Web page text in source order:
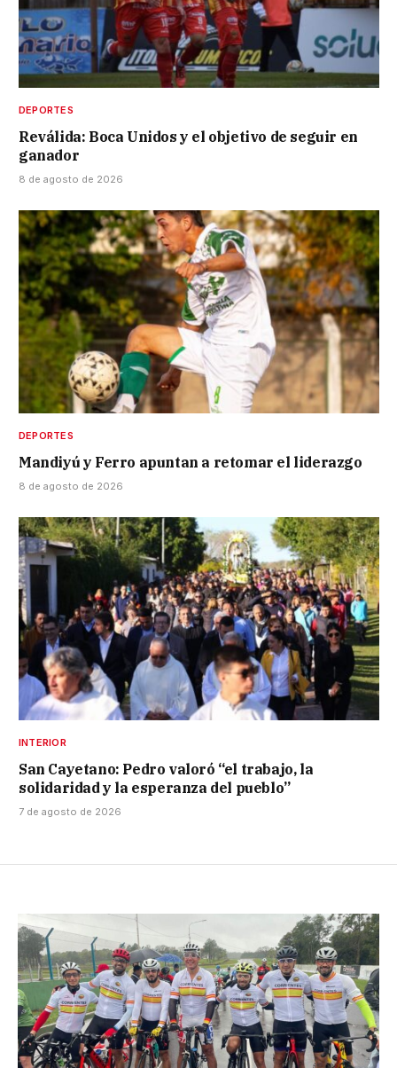
DEPORTES
Reválida: Boca Unidos y el objetivo de seguir en
ganador
8 de agosto de 2026
DEPORTES
Mandiyú y Ferro apuntan a retomar el liderazgo
8 de agosto de 2026
INTERIOR
San Cayetano: Pedro valoró “el trabajo, la
solidaridad y la esperanza del pueblo”
7 de agosto de 2026